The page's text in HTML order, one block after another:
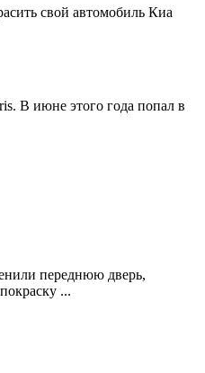
свой автомобиль Киа
В июне этого года попал в
переднюю дверь,
...